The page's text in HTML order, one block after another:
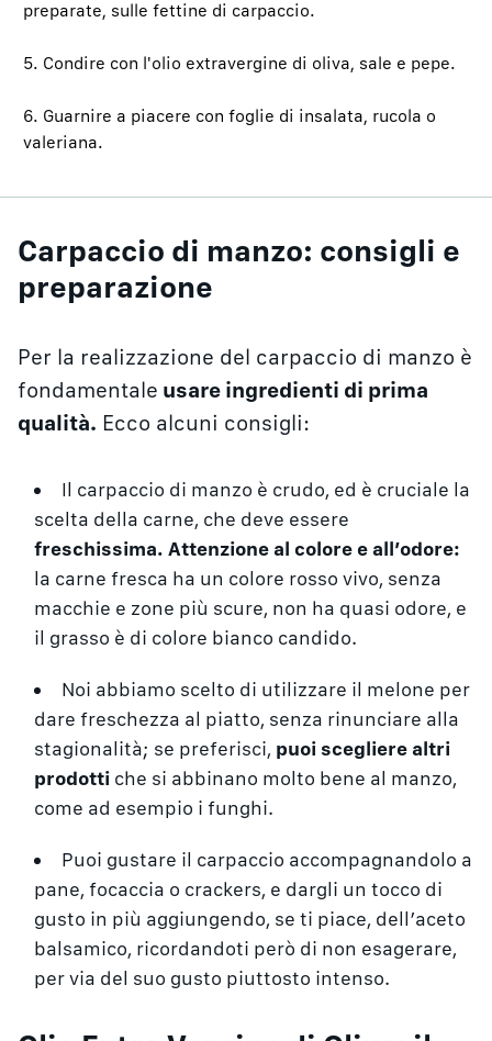
preparate, sulle fettine di carpaccio.
5. Condire con l'olio extravergine di oliva, sale e pepe.
6. Guarnire a piacere con foglie di insalata, rucola o
valeriana.
Carpaccio di manzo: consigli e
preparazione
Per la realizzazione del carpaccio di manzo è
fondamentale usare ingredienti di prima
qualità. Ecco alcuni consigli:
Il carpaccio di manzo è crudo, ed è cruciale la
scelta della carne, che deve essere
freschissima. Attenzione al colore e all’odore:
la carne fresca ha un colore rosso vivo, senza
macchie e zone più scure, non ha quasi odore, e
il grasso è di colore bianco candido.
Noi abbiamo scelto di utilizzare il melone per
dare freschezza al piatto, senza rinunciare alla
stagionalità; se preferisci, puoi scegliere altri
prodotti che si abbinano molto bene al manzo,
come ad esempio i funghi.
Puoi gustare il carpaccio accompagnandolo a
pane, focaccia o crackers, e dargli un tocco di
gusto in più aggiungendo, se ti piace, dell’aceto
balsamico, ricordandoti però di non esagerare,
per via del suo gusto piuttosto intenso.